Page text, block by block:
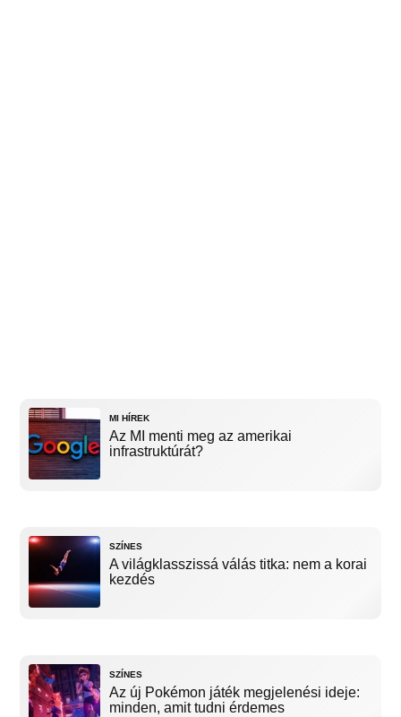
MI HÍREK
Az MI menti meg az amerikai
infrastruktúrát?
SZÍNES
A világklasszissá válás titka: nem a korai
kezdés
SZÍNES
Az új Pokémon játék megjelenési ideje:
minden, amit tudni érdemes